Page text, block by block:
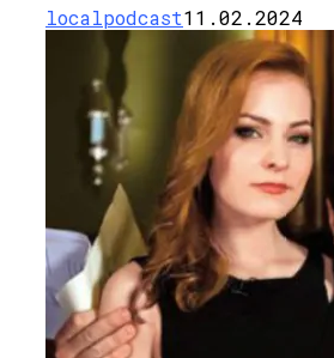
localpodcast11.02.2024